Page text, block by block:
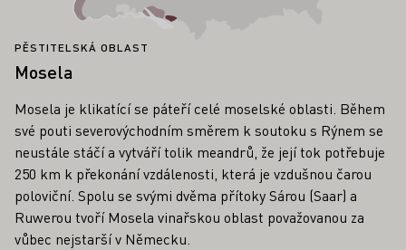
PĚSTITELSKÁ OBLAST
Mosela
Mosela je klikatící se páteří celé moselské oblasti. Během
své pouti severovýchodním směrem k soutoku s Rýnem se
neustále stáčí a vytváří tolik meandrů, že její tok potřebuje
250 km k překonání vzdálenosti, která je vzdušnou čarou
poloviční. Spolu se svými dvěma přítoky Sárou (Saar) a
Ruwerou tvoří Mosela vinařskou oblast považovanou za
vůbec nejstarší v Německu.